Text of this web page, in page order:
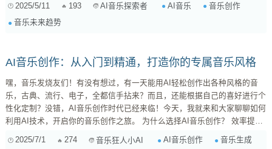
话，一开始我对AI音乐也是持怀疑态度的。毕竟，音乐是情感的表达，是灵
感的迸发，AI能理解这些吗？但深入了解后，我发现AI音乐并非要取代人类
2025/5/11 193 AI音乐探索者 AI音乐
音乐创作
音乐未来趋势
AI音乐创作：从入门到精通，打造你的专属音乐风格
嘿，音乐发烧友们！有没有想过，有一天能用AI轻松创作出各种风格的音
乐，古典、流行、电子，全都信手拈来？而且，还能根据自己的喜好进行个
性化定制？没错，AI音乐创作时代已经来临！今天，我就来和大家聊聊如何
利用AI技术，开启你的音乐创作之旅。 为什么选择AI音乐创作？ 效率提
2025/7/1 274 音乐狂人小AI AI音乐创作
音乐生成